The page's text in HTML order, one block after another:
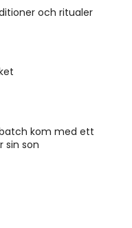
och ritualer
kom med ett
sin son